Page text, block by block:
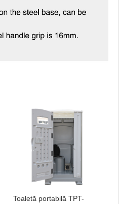
Toaletă portabilă TPT-